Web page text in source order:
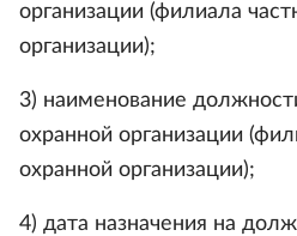
организации (филиала
организации);
3) наименование
охранной организации
охранной организации);
4) дата назначения на